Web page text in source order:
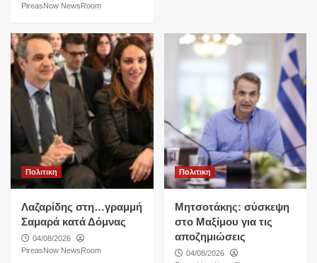
PireasNow NewsRoom
Πολιτικη
Λαζαρίδης στη…γραμμή
Σαμαρά κατά Δόμνας
04/08/2026
PireasNow NewsRoom
Πολιτικη
Μητσοτάκης: σύσκεψη
στο Μαξίμου για τις
αποζημιώσεις
04/08/2026